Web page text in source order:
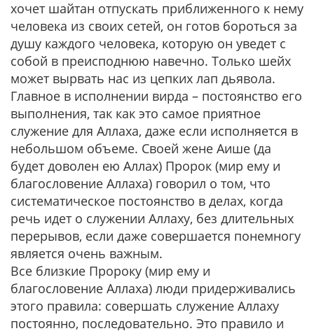
хочет шайтан отпускать приближенного к нему
человека из своих сетей, он готов бороться за
душу каждого человека, которую он уведет с
собой в преисподнюю навечно. Только шейх
может вырвать нас из цепких лап дьявола.
Главное в исполнении вирда – постоянство его
выполнения, так как это самое приятное
служение для Аллаха, даже если исполняется в
небольшом объеме. Своей жене Аише (да
будет доволен ею Аллах) Пророк (мир ему и
благословение Аллаха) говорил о том, что
систематическое постоянство в делах, когда
речь идет о служении Аллаху, без длительных
перерывов, если даже совершается понемногу
является очень важным.
Все близкие Пророку (мир ему и
благословение Аллаха) люди придерживались
этого правила: совершать служение Аллаху
постоянно, последовательно. Это правило и